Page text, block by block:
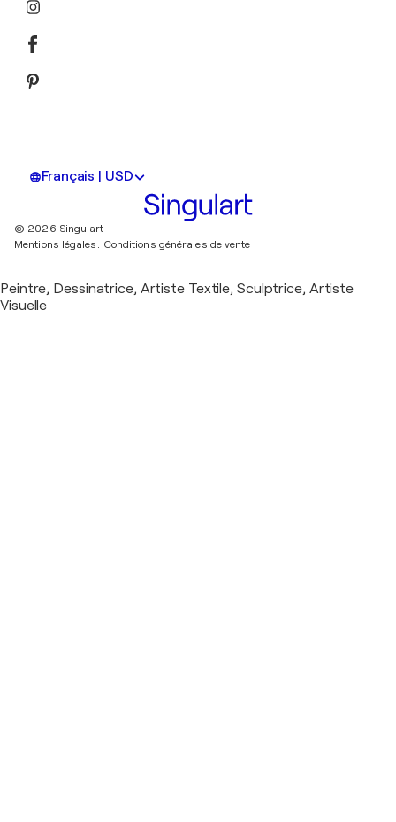
Français | USD
© 2026 Singulart
Mentions légales. Conditions générales de vente
Peintre, Dessinatrice, Artiste Textile, Sculptrice, Artiste
Visuelle